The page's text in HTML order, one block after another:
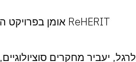
אומן בפרויקט ה ReHERIT
יעביר מחקרים סוציולוגיים,